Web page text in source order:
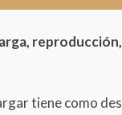
tiene como